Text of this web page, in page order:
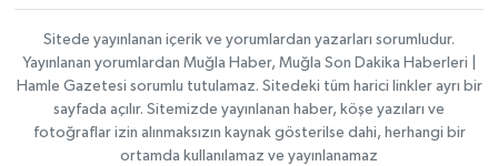
Sitede yayınlanan içerik ve yorumlardan yazarları sorumludur.
Yayınlanan yorumlardan Muğla Haber, Muğla Son Dakika Haberleri |
Hamle Gazetesi sorumlu tutulamaz. Sitedeki tüm harici linkler ayrı bir
sayfada açılır. Sitemizde yayınlanan haber, köşe yazıları ve
fotoğraflar izin alınmaksızın kaynak gösterilse dahi, herhangi bir
ortamda kullanılamaz ve yayınlanamaz